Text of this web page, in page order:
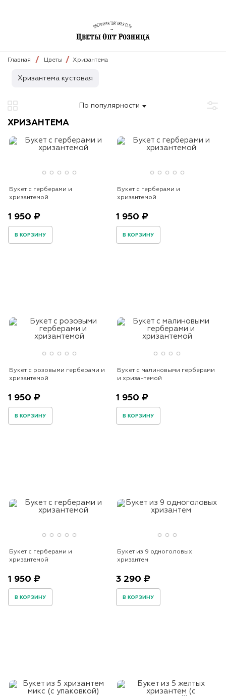
Главная Цветы Хризантема
Хризантема кустовая
По популярности
ХРИЗАНТЕМА
Букет с герберами и
хризантемой
1 950 ₽
В КОРЗИНУ
Букет с герберами и
хризантемой
1 950 ₽
В КОРЗИНУ
Букет с розовыми герберами и
хризантемой
1 950 ₽
В КОРЗИНУ
Букет с малиновыми герберами
и хризантемой
1 950 ₽
В КОРЗИНУ
Букет с герберами и
хризантемой
1 950 ₽
В КОРЗИНУ
Букет из 9 одноголовых
хризантем
3 290 ₽
В КОРЗИНУ